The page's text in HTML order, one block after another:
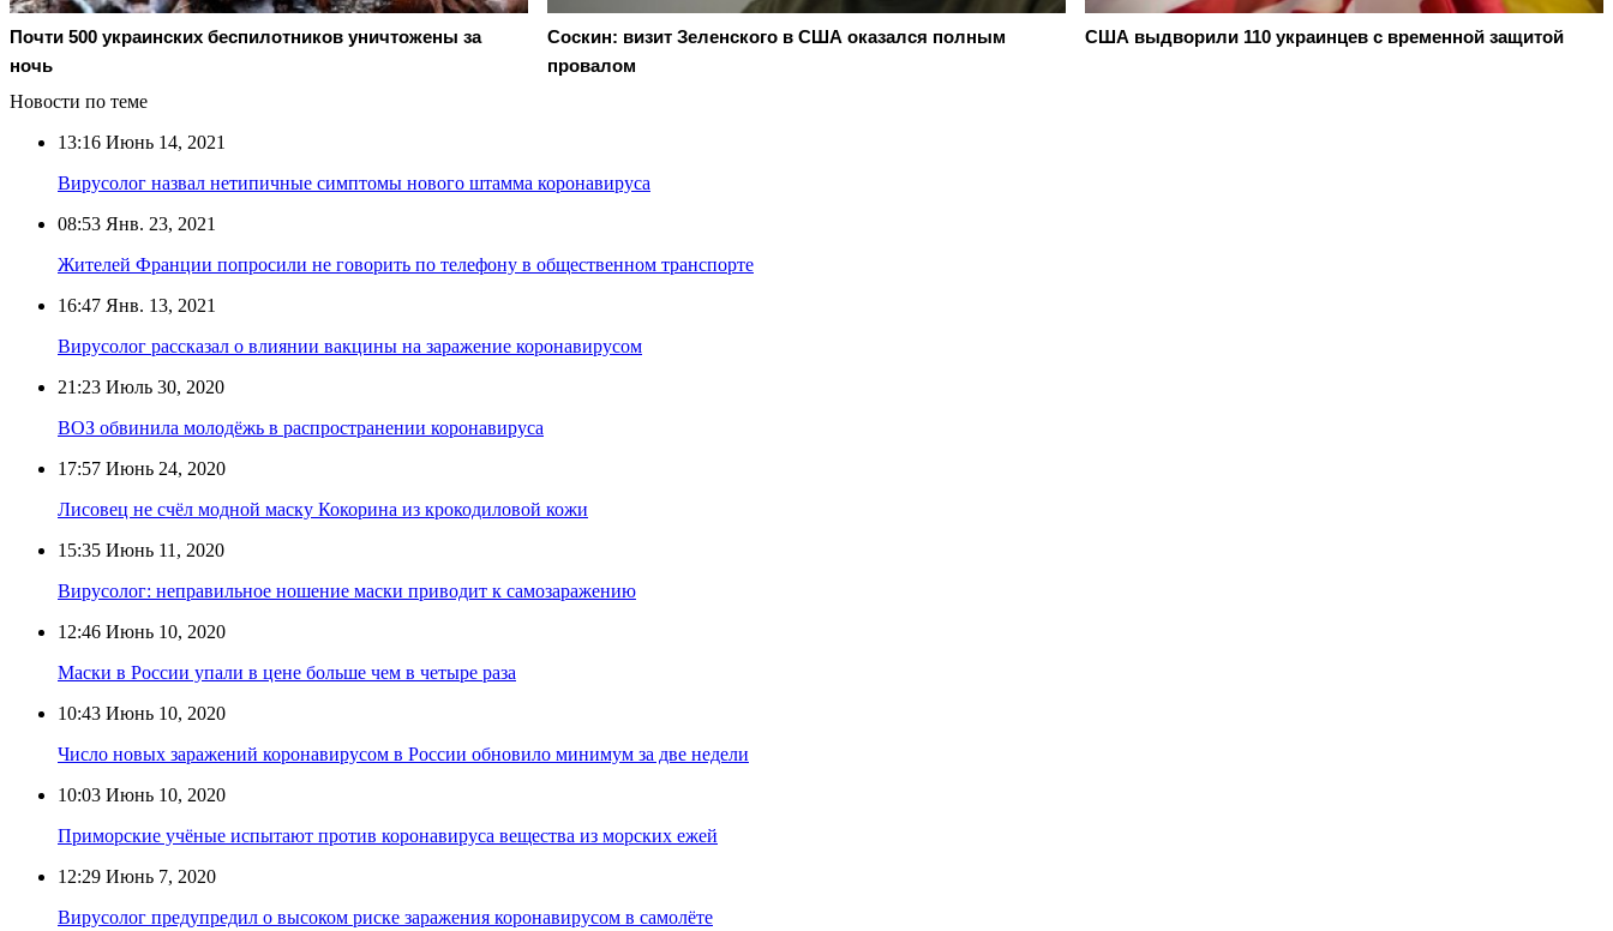
Почти 500 украинских беспилотников уничтожены за
ночь
Соскин: визит Зеленского в США оказался полным
провалом
США выдворили 110 украинцев с временной защитой
Новости по теме
13:16 Июнь 14, 2021
Вирусолог назвал нетипичные симптомы нового штамма коронавируса
08:53 Янв. 23, 2021
Жителей Франции попросили не говорить по телефону в общественном транспорте
16:47 Янв. 13, 2021
Вирусолог рассказал о влиянии вакцины на заражение коронавирусом
21:23 Июль 30, 2020
ВОЗ обвинила молодёжь в распространении коронавируса
17:57 Июнь 24, 2020
Лисовец не счёл модной маску Кокорина из крокодиловой кожи
15:35 Июнь 11, 2020
Вирусолог: неправильное ношение маски приводит к самозаражению
12:46 Июнь 10, 2020
Маски в России упали в цене больше чем в четыре раза
10:43 Июнь 10, 2020
Число новых заражений коронавирусом в России обновило минимум за две недели
10:03 Июнь 10, 2020
Приморские учёные испытают против коронавируса вещества из морских ежей
12:29 Июнь 7, 2020
Вирусолог предупредил о высоком риске заражения коронавирусом в самолёте